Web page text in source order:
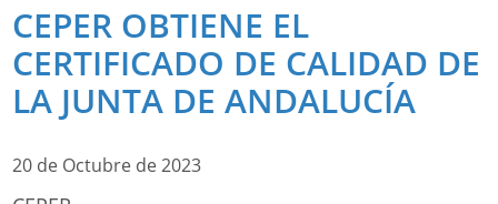
CEPER OBTIENE EL
CERTIFICADO DE CALIDAD DE
LA JUNTA DE ANDALUCÍA
20 de Octubre de 2023